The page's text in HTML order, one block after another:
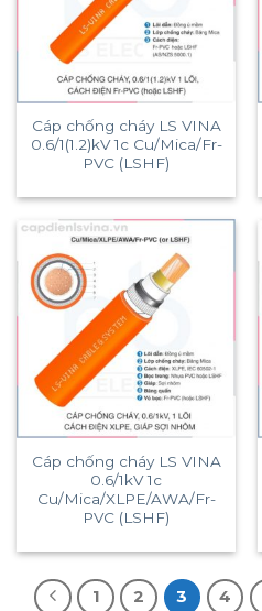
Cáp chống cháy LS VINA
0.6/1(1.2)kV 1c Cu/Mica/Fr-
PVC (LSHF)
Cáp chống cháy LS VINA
0.6/1kV 1c
Cu/Mica/XLPE/AWA/Fr-
PVC (LSHF)
1 2 3 4